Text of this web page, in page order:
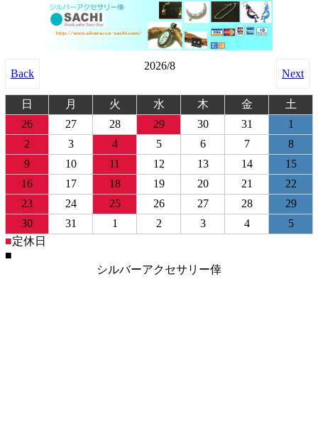
Back
2026/8
Next
日 月 火 水 木 金
土
26
27 28 29 30 31
1
2
3 4 5 6 7
8
9
10 11 12 13 14
15
16
17 18 19 20 21
22
23
24 25 26 27 28
29
30
31 1 2 3 4
5
■定休日
■
シルバーアクセサリー倖